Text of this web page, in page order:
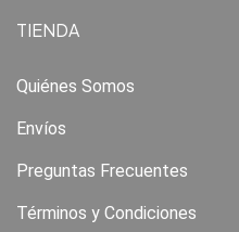
TIENDA
Quiénes Somos
Envíos
Preguntas Frecuentes
Términos y Condiciones